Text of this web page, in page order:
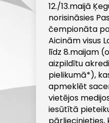
12./13.maijā
norisināsies
čempionāta
Aicinām visus
līdz 8.maijam
aizpildītu
pielikumā*),
apmeklēt
vietējos
iesūtītā